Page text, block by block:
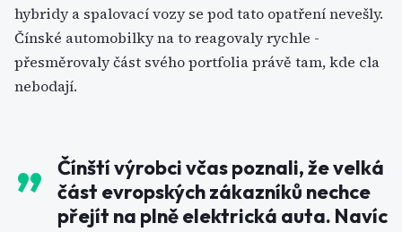
hybridy a spalovací vozy se pod tato opatření nevešly.
Čínské automobilky na to reagovaly rychle -
přesměrovaly část svého portfolia právě tam, kde cla
nebodají.
Čínští výrobci včas poznali, že velká
část evropských zákazníků nechce
přejít na plně elektrická auta. Navíc